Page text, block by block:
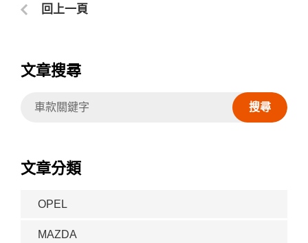
回上一頁
文章搜尋
搜尋
文章分類
OPEL
MAZDA